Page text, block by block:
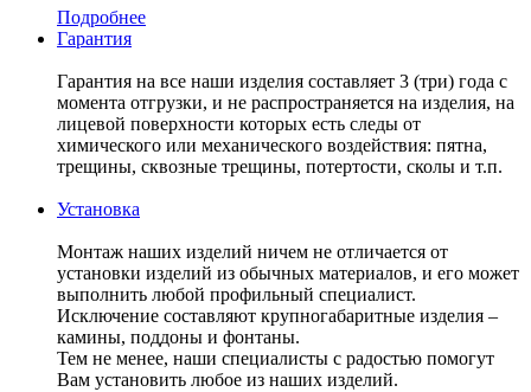
Подробнее
Гарантия
Гарантия на все наши изделия составляет 3 (три) года с
момента отгрузки, и не распространяется на изделия, на
лицевой поверхности которых есть следы от
химического или механического воздействия: пятна,
трещины, сквозные трещины, потертости, сколы и т.п.
Установка
Монтаж наших изделий ничем не отличается от
установки изделий из обычных материалов, и его может
выполнить любой профильный специалист.
Исключение составляют крупногабаритные изделия –
камины, поддоны и фонтаны.
Тем не менее, наши специалисты с радостью помогут
Вам установить любое из наших изделий.